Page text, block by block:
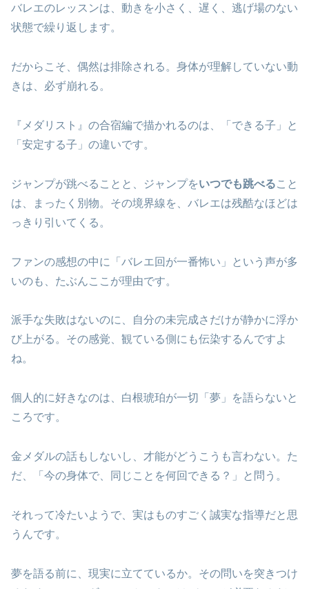
バレエのレッスンは、動きを小さく、遅く、逃げ場のない
状態で繰り返します。
だからこそ、偶然は排除される。身体が理解していない動
きは、必ず崩れる。
『メダリスト』の合宿編で描かれるのは、「できる子」と
「安定する子」の違いです。
ジャンプが跳べることと、ジャンプをいつでも跳べること
は、まったく別物。その境界線を、バレエは残酷なほどは
っきり引いてくる。
ファンの感想の中に「バレエ回が一番怖い」という声が多
いのも、たぶんここが理由です。
派手な失敗はないのに、自分の未完成さだけが静かに浮か
び上がる。その感覚、観ている側にも伝染するんですよ
ね。
個人的に好きなのは、白根琥珀が一切「夢」を語らないと
ころです。
金メダルの話もしないし、才能がどうこうも言わない。た
だ、「今の身体で、同じことを何回できる？」と問う。
それって冷たいようで、実はものすごく誠実な指導だと思
うんです。
夢を語る前に、現実に立てているか。その問いを突きつけ